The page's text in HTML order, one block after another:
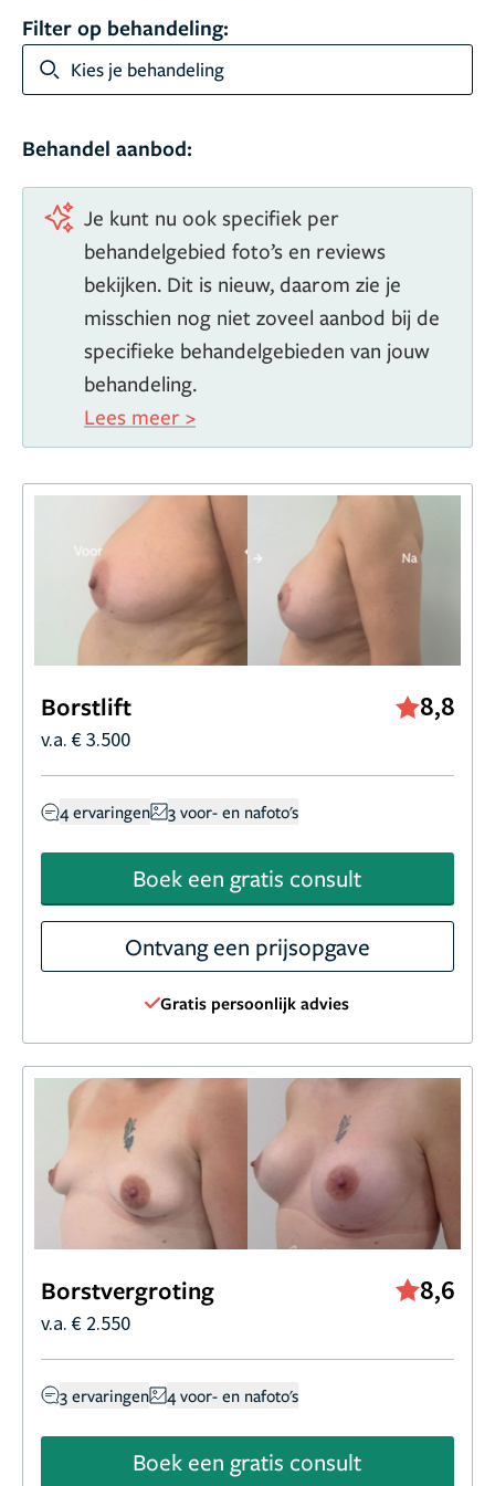
Onze Lieve Vrouwe Gasthuis te Amsterdam
2015 Rode Kruis Ziekenhuis te Beverwijk
2015Antoni van Leeuwenhoek te Amsterdam2010 –
2017Cabinet MacLennan, Le Vésinet te Frankrijk
2017Cabinet Médical Esthétique, 7e arr. Parijs te
Frankrijk2017Boerhaave Medisch Centrum te
AmsterdamLidmaatschappenNederlandse Vereniging
voor Plastische Chirurgie (NVPC)Nederlandse
Vereniging voor Esthetische Plastische Chirurgie
(NVEPC)
Plastisch chirurg Linda MacLennan is getrouwd met
haar vrije is Linda het liefst bezig met haar gezin of
treedt ze op, met de band waarin ze al jaren zingt.
Filter op behandeling:
Kies je behandeling
Behandel aanbod:
Je kunt nu ook specifiek per
behandelgebied foto’s en reviews
bekijken. Dit is nieuw, daarom zie je
misschien nog niet zoveel aanbod bij de
specifieke behandelgebieden van jouw
behandeling.
Lees meer >
Borstlift 8,8
v.a. € 3.500
4 ervaringen 3 voor- en nafoto's
Boek een gratis consult
Ontvang een prijsopgave
Gratis persoonlijk advies
Borstvergroting 8,6
v.a. € 2.550
3 ervaringen 4 voor- en nafoto's
Boek een gratis consult